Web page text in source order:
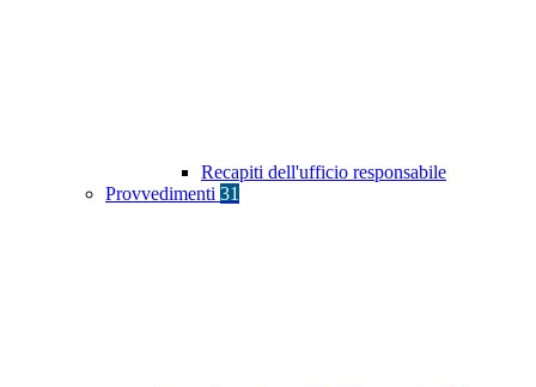
Recapiti dell'ufficio responsabile
Provvedimenti 31